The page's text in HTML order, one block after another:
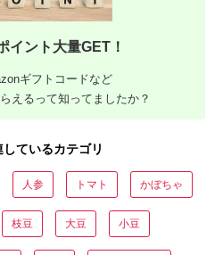
イント大量GET！
ギフトコードなど
えるって知ってましたか？
ているカテゴリ
人参 トマト かぼちゃ
枝豆 大豆 小豆